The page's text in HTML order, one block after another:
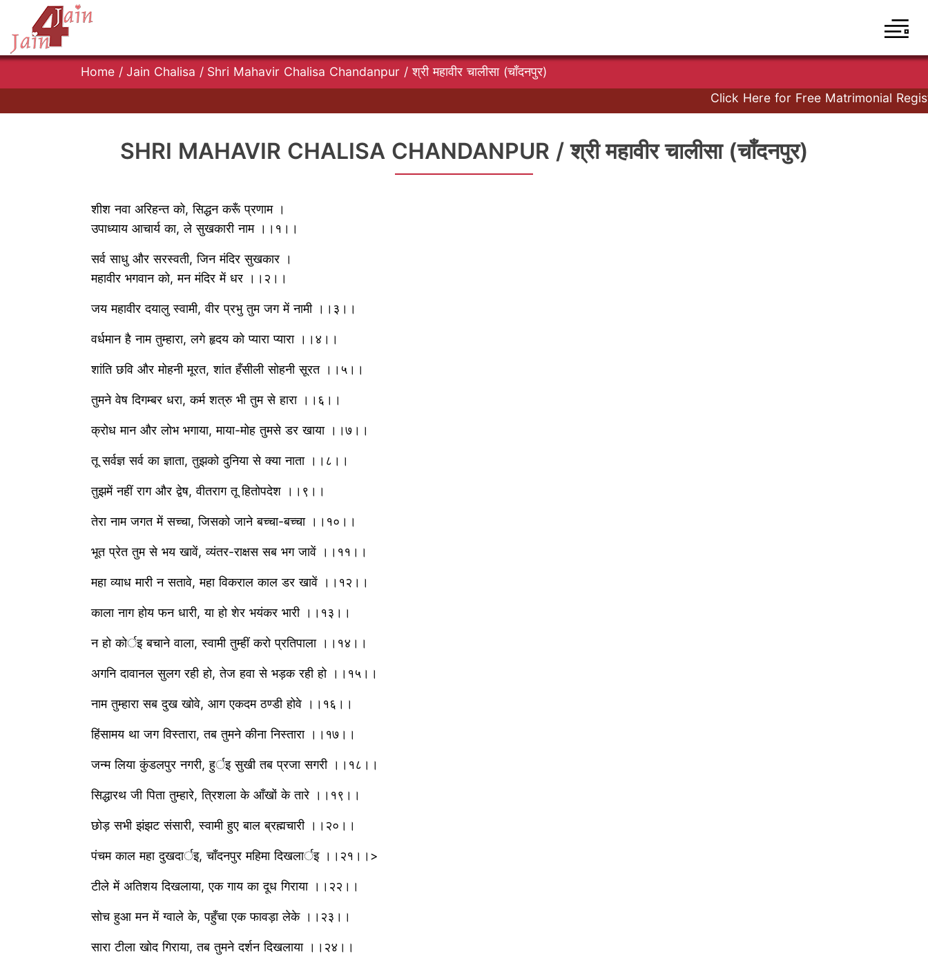
Home / Jain Chalisa / Shri Mahavir Chalisa Chandanpur / श्री महावीर चालीसा (चाँदनपुर)
Click Here for Free Matrimonial
SHRI MAHAVIR CHALISA CHANDANPUR / श्री महावीर चालीसा (चाँदनपुर)
शीश नवा अरिहन्त को, सिद्धन करूँ प्रणाम ।
उपाध्याय आचार्य का, ले सुखकारी नाम ।।१।।
सर्व साधु और सरस्वती, जिन मंदिर सुखकार ।
महावीर भगवान को, मन मंदिर में धर ।।२।।
जय महावीर दयालु स्वामी, वीर प्रभु तुम जग में नामी ।।३।।
वर्धमान है नाम तुम्हारा, लगे हृदय को प्यारा प्यारा ।।४।।
शांति छवि और मोहनी मूरत, शांत हँसीली सोहनी सूरत ।।५।।
तुमने वेष दिगम्बर धरा, कर्म शत्रु भी तुम से हारा ।।६।।
क्रोध मान और लोभ भगाया, माया-मोह तुमसे डर खाया ।।७।।
तू सर्वज्ञ सर्व का ज्ञाता, तुझको दुनिया से क्या नाता ।।८।।
तुझमें नहीं राग और द्वेष, वीतराग तू हितोपदेश ।।९।।
तेरा नाम जगत में सच्चा, जिसको जाने बच्चा-बच्चा ।।१०।।
भूत प्रेत तुम से भय खावें, व्यंतर-राक्षस सब भग जावें ।।११।।
महा व्याध मारी न सतावे, महा विकराल काल डर खावें ।।१२।।
काला नाग होय फन धारी, या हो शेर भयंकर भारी ।।१३।।
न हो कोर्इ बचाने वाला, स्वामी तुम्हीं करो प्रतिपाला ।।१४।।
अगनि दावानल सुलग रही हो, तेज हवा से भड़क रही हो ।।१५।।
नाम तुम्हारा सब दुख खोवे, आग एकदम ठण्डी होवे ।।१६।।
हिंसामय था जग विस्तारा, तब तुमने कीना निस्तारा ।।१७।।
जन्म लिया कुंडलपुर नगरी, हुर्इ सुखी तब प्रजा सगरी ।।१८।।
सिद्धारथ जी पिता तुम्हारे, ​त्रिशला के आँखों के तारे ।।१९।।
छोड़ सभी झंझट संसारी, स्वामी हुए बाल ब्रह्मचारी ।।२०।।
पंचम काल महा दुखदार्इ, चाँदनपुर महिमा दिखलार्इ ।।२१।।>
टीले में अतिशय दिखलाया, एक गाय का दूध गिराया ।।२२।।
सोच हुआ मन में ग्वाले के, पहुँचा एक फावड़ा लेके ।।२३।।
सारा टीला खोद गिराया, तब तुमने दर्शन दिखलाया ।।२४।।